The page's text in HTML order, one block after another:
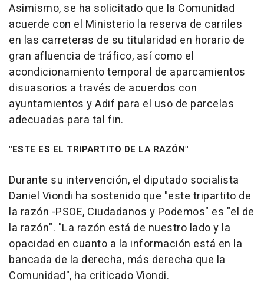
Asimismo, se ha solicitado que la Comunidad
acuerde con el Ministerio la reserva de carriles
en las carreteras de su titularidad en horario de
gran afluencia de tráfico, así como el
acondicionamiento temporal de aparcamientos
disuasorios a través de acuerdos con
ayuntamientos y Adif para el uso de parcelas
adecuadas para tal fin.
"ESTE ES EL TRIPARTITO DE LA RAZÓN"
Durante su intervención, el diputado socialista
Daniel Viondi ha sostenido que "este tripartito de
la razón -PSOE, Ciudadanos y Podemos" es "el de
la razón". "La razón está de nuestro lado y la
opacidad en cuanto a la información está en la
bancada de la derecha, más derecha que la
Comunidad", ha criticado Viondi.